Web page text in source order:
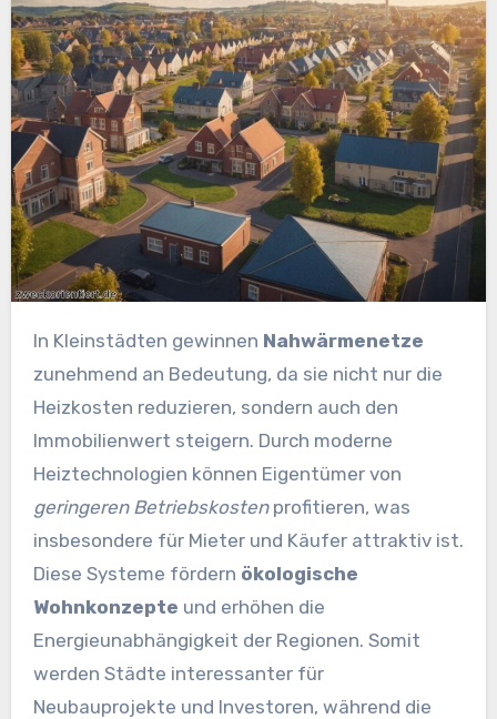
In Kleinstädten gewinnen Nahwärmenetze
zunehmend an Bedeutung, da sie nicht nur die
Heizkosten reduzieren, sondern auch den
Immobilienwert steigern. Durch moderne
Heiztechnologien können Eigentümer von
geringeren Betriebskostenprofitieren, was
insbesondere für Mieter und Käufer attraktiv ist.
Diese Systeme fördern ökologische
Wohnkonzepte und erhöhen die
Energieunabhängigkeit der Regionen. Somit
werden Städte interessanter für
Neubauprojekte und Investoren, während die